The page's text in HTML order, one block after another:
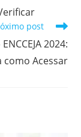
post
2024:
como Acessar